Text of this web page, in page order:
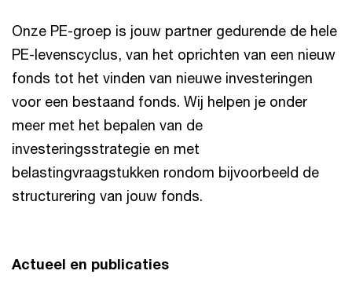
Onze PE-groep is jouw partner gedurende de hele
PE-levenscyclus, van het oprichten van een nieuw
fonds tot het vinden van nieuwe investeringen
voor een bestaand fonds. Wij helpen je onder
meer met het bepalen van de
investeringsstrategie en met
belastingvraagstukken rondom bijvoorbeeld de
structurering van jouw fonds.
Actueel en publicaties